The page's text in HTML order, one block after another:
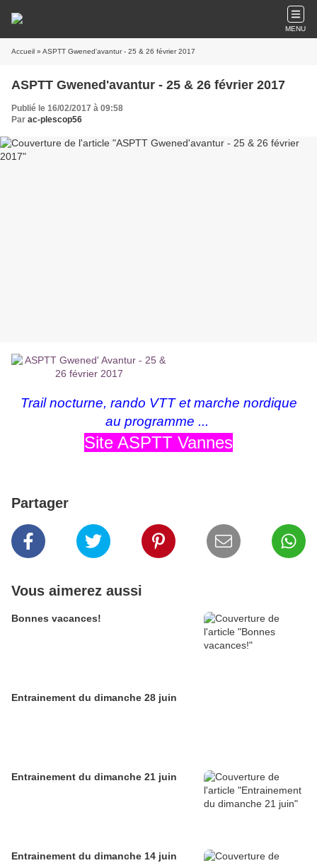
MENU
Accueil » ASPTT Gwened'avantur - 25 & 26 février 2017
ASPTT Gwened'avantur - 25 & 26 février 2017
Publié le 16/02/2017 à 09:58
Par ac-plescop56
Trail nocturne, rando VTT et marche nordique
au programme ...
Site ASPTT Vannes
Partager
Vous aimerez aussi
Bonnes vacances!
Entrainement du dimanche 28 juin
Entrainement du dimanche 21 juin
Entrainement du dimanche 14 juin